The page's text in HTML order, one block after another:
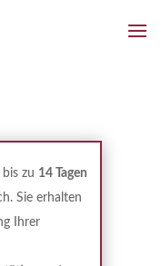
zu 14 Tagen
Sie erhalten
Ihrer